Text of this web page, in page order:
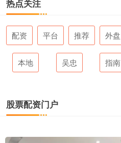
热点关注
配资 平台 推荐 外盘
本地 吴忠 指南
股票配资门户